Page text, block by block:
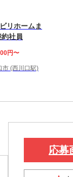
リホームま
社員
円〜
市 (西川口駅)
応募